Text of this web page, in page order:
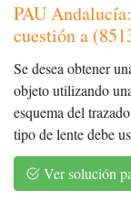
PAU
cuestión a
Se desea obtener
objeto utilizando
esquema del
tipo de lente debe
Ver solución